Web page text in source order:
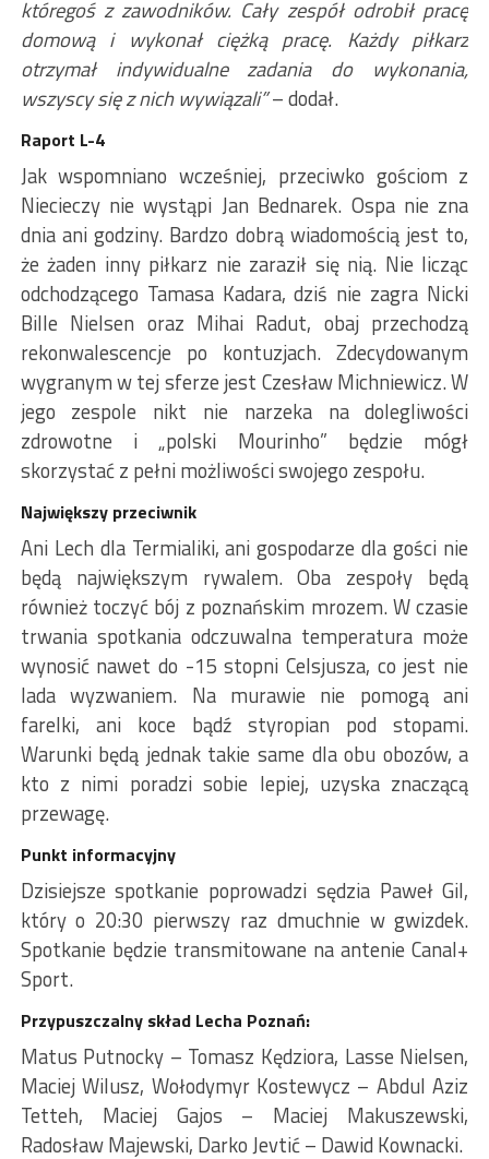
któregoś z zawodników. Cały zespół odrobił pracę
domową i wykonał ciężką pracę. Każdy piłkarz
otrzymał indywidualne zadania do wykonania,
wszyscy się z nich wywiązali”– dodał.
Raport L-4
Jak wspomniano wcześniej, przeciwko gościom z
Niecieczy nie wystąpi Jan Bednarek. Ospa nie zna
dnia ani godziny. Bardzo dobrą wiadomością jest to,
że żaden inny piłkarz nie zaraził się nią. Nie licząc
odchodzącego Tamasa Kadara, dziś nie zagra Nicki
Bille Nielsen oraz Mihai Radut, obaj przechodzą
rekonwalescencje po kontuzjach. Zdecydowanym
wygranym w tej sferze jest Czesław Michniewicz. W
jego zespole nikt nie narzeka na dolegliwości
zdrowotne i „polski Mourinho” będzie mógł
skorzystać z pełni możliwości swojego zespołu.
Największy przeciwnik
Ani Lech dla Termialiki, ani gospodarze dla gości nie
będą największym rywalem. Oba zespoły będą
również toczyć bój z poznańskim mrozem. W czasie
trwania spotkania odczuwalna temperatura może
wynosić nawet do -15 stopni Celsjusza, co jest nie
lada wyzwaniem. Na murawie nie pomogą ani
farelki, ani koce bądź styropian pod stopami.
Warunki będą jednak takie same dla obu obozów, a
kto z nimi poradzi sobie lepiej, uzyska znaczącą
przewagę.
Punkt informacyjny
Dzisiejsze spotkanie poprowadzi sędzia Paweł Gil,
który o 20:30 pierwszy raz dmuchnie w gwizdek.
Spotkanie będzie transmitowane na antenie Canal+
Sport.
Przypuszczalny skład Lecha Poznań:
Matus Putnocky – Tomasz Kędziora, Lasse Nielsen,
Maciej Wilusz, Wołodymyr Kostewycz – Abdul Aziz
Tetteh, Maciej Gajos – Maciej Makuszewski,
Radosław Majewski, Darko Jevtić – Dawid Kownacki.